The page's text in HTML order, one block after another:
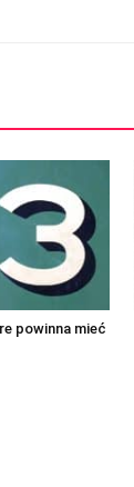
powinna mieć